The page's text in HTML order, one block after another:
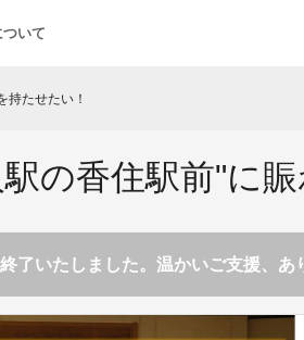
いて
持たせたい！
の香住駅前"に
了いたしました。温かいご支援、あ